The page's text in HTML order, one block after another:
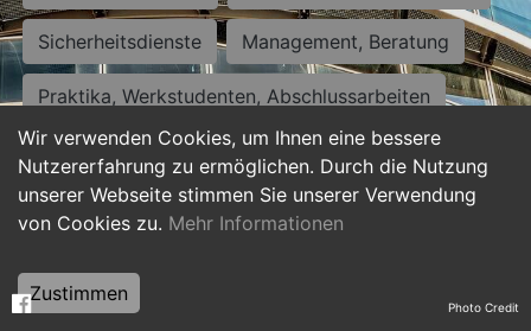
Wir verwenden Cookies, um Ihnen eine bessere
Nutzererfahrung zu ermöglichen. Durch die Nutzung
unserer Webseite stimmen Sie unserer Verwendung
von Cookies zu. Mehr Informationen
Zustimmen
Sicherheitsdienste Management, Beratung
Praktika, Werkstudenten, Abschlussarbeiten
Personalwesen Assistenz, Sekretariat
Hilfskräfte, Aushilfs- und Nebenjobs
Weiterbildung, Studium, duale Ausbildung Photo Credit